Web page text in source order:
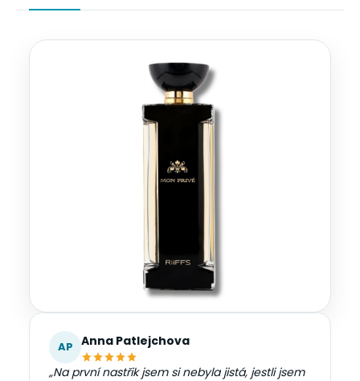
AP Anna Patlejchova
„Na první nastřik jsem si nebyla jistá, jestli jsem